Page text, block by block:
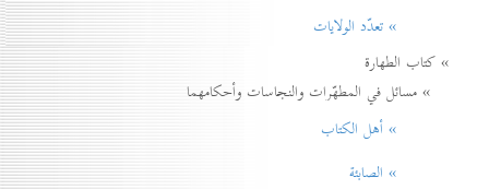
» تعدّد الولايات
» كتاب الطهارة
» مسائل في المطهّرات والنجاسات وأحكامهما
» أهل الكتاب
» الصابئة